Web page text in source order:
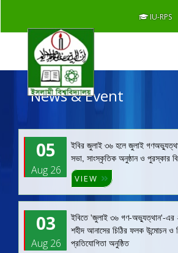
IU-RPS
News & Event
05
Aug 26
ইবির জুলাই ৩৬ হলে জুলাই
সভা, সাংস্কৃতিক অনুষ্ঠান ও পুরস্কার
VIEW
03
Aug 26
ইবিতে 'জুলাই ৩৬ গণ-অভ্যুত্থান'-এর
শহীদ আনাসের চিঠির ফলক উন্মোচন ও
প্রতিযোগিতা অনুষ্ঠিত